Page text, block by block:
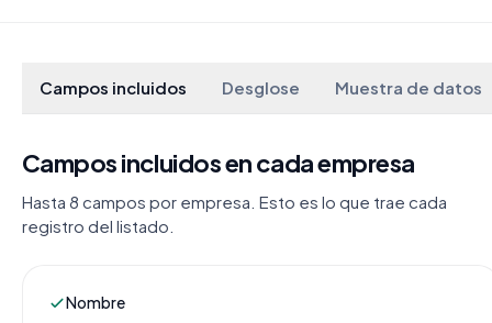
Campos incluidos Desglose Muestra de datos
Campos incluidos en cada empresa
Hasta 8 campos por empresa. Esto es lo que trae cada
registro del listado.
Nombre